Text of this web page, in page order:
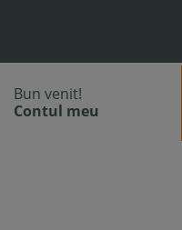
bun venit!
contul meu